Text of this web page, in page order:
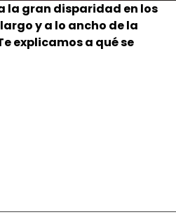
la gran disparidad en los
y a lo ancho de la
explicamos a qué se